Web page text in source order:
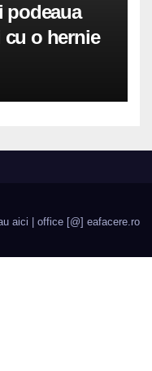
podeaua
cu o hernie
aici | office [@] eafacere.ro